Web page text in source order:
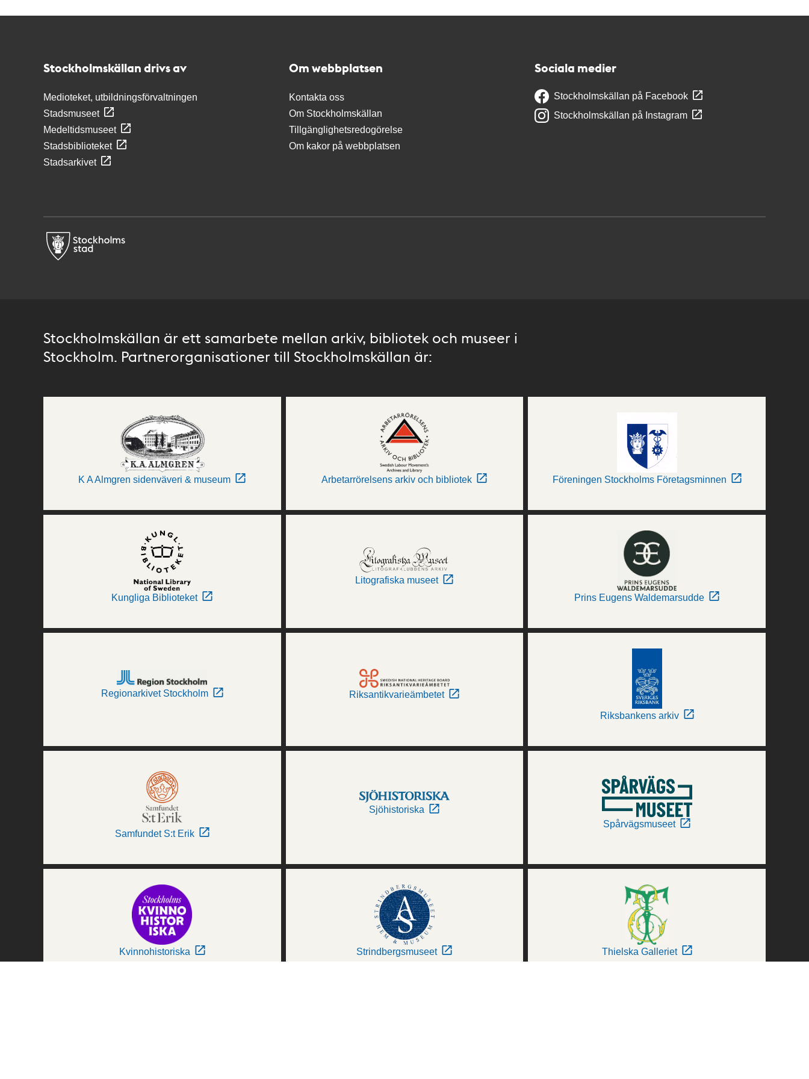
Stockholmskällan drivs av
Medioteket, utbildningsförvaltningen
Stadsmuseet
Medeltidsmuseet
Stadsbiblioteket
Stadsarkivet
Om webbplatsen
Kontakta oss
Om Stockholmskällan
Tillgänglighetsredogörelse
Om kakor på webbplatsen
Sociala medier
Stockholmskällan på Facebook
Stockholmskällan på Instagram
Stockholmskällan är ett samarbete mellan arkiv, bibliotek och museer i
Stockholm. Partnerorganisationer till Stockholmskällan är:
K A Almgren sidenväveri & museum Arbetarrörelsens arkiv och bibliotek Föreningen Stockholms Företagsminnen
Kungliga Biblioteket
Litografiska museet
Prins Eugens Waldemarsudde
Regionarkivet Stockholm Riksantikvarieämbetet
Riksbankens arkiv
Samfundet S:t Erik
Sjöhistoriska
Spårvägsmuseet
Kvinnohistoriska Strindbergsmuseet Thielska Galleriet